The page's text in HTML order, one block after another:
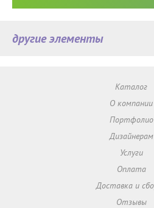
другие элементы
Каталог
О компании
Портфолио
Дизайнерам
Услуги
Оплата
Доставка и
Отзывы